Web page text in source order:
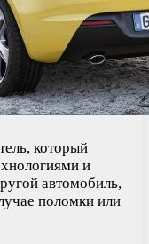
который
и
автомобиль,
поломки или